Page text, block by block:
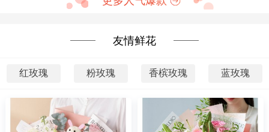
友情鲜花
红玫瑰 粉玫瑰 香槟玫瑰 蓝玫瑰